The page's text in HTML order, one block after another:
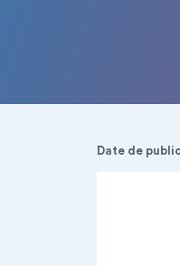
Date de